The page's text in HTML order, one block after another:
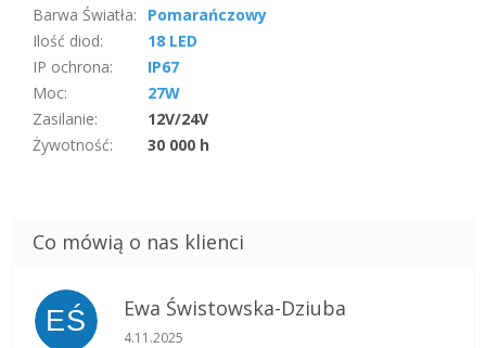
Barwa Światła:
Pomarańczowy
Ilość diod:
18 LED
IP ochrona:
IP67
Moc:
27W
Zasilanie:
12V/24V
Żywotność: 30 000 h
EŚ Ewa Świstowska-Dziuba
Ocena sklepu to 5 na 5 gwiazdek.
4.11.2025